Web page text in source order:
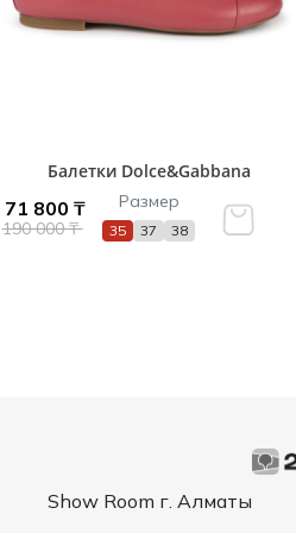
Балетки Dolce&Gabbana
71 800 ₸
190 000 ₸
Размер
35 37 38
Show Room г. Алматы